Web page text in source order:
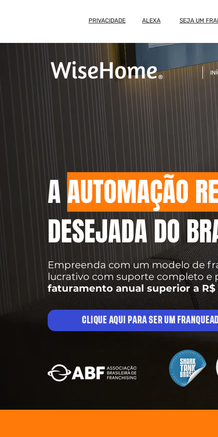
PRIVACIDADE ALEXA SEJA UM
AAUTOMAÇÃO
DESEJADA DO
Empreenda com um modelo de
lucrativo com suporte completo e
faturamento anual superior a R$
CLIQUE AQUI PARA SER UM